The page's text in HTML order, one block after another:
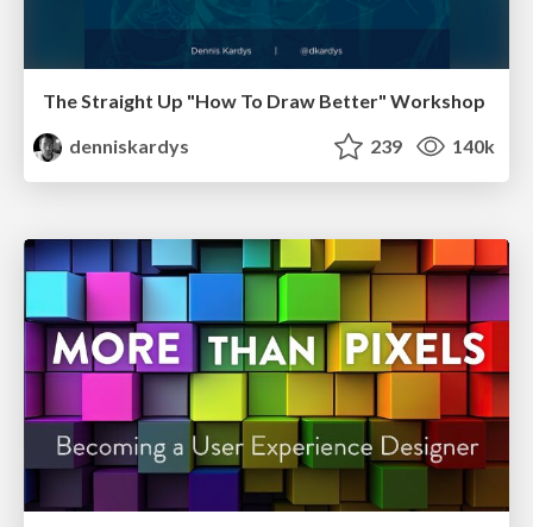
The Straight Up "How To Draw Better" Workshop
denniskardys
239 140k